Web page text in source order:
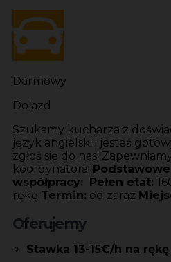
Darmowy
Dojazd
Szukamy kucharza z
język angielski i jesteś
zgłoś się do nas!
koordynatora!
współpracy:
Pełen etat:
rękę Termin: od zaraz
Oferujemy
Stawka 13-15€/h na rękę